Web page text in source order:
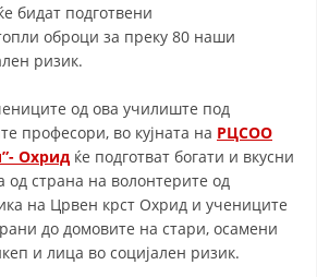
И РАЗВОЈ
РАКОВОДЕН ОДБОР
СОБРАНИЕ
И ОРГАНИЗАЦИОНА ПОСТАВЕНОСТ
бидат подготвени
оброци за преку 80 наши
ризик.
од ова училиште под
професори, во кујната на РЦСОО
Охрид ќе подготват богати и вкусни
од страна на волонтерите од
на Црвен крст Охрид и учениците
до домовите на стари, осамени
и лица во социјален ризик.